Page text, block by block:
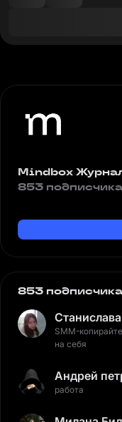
Mindbox
853 подписчика
853 подписчика
SMM-
на себя
Андрей
работа